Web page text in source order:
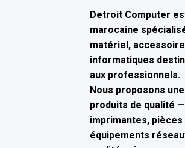
Detroit Computer
marocaine
matériel,
informatiques
aux professionnels.
Nous proposons
produits de qualité
imprimantes,
équipements